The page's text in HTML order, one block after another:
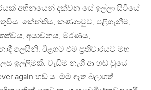
අභිනයෙන් දක්වන සේ ඉල්ලා සිටියේ
කේන්තිය, කණගාටුව, පළිගැනීම,
අයාචනය, මරණය,
ලෙසිනි. ඊළගට එම ප්‍රතිචාරයට මහ
ඉල්ලීමකි. වැඩිම නැගී ආ හඬ වූයේ
again හඬ ය. මම ඈත බලාගත්